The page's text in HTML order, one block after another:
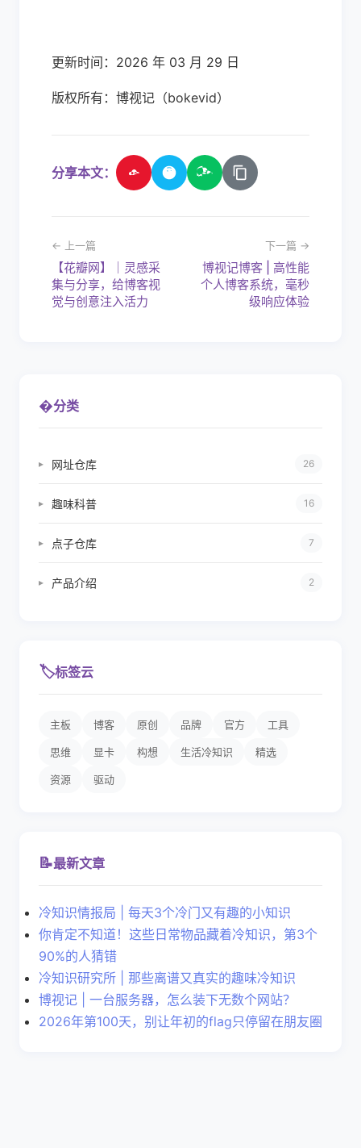
更新时间：2026 年 03 月 29 日
版权所有：博视记（bokevid）
分享本文：
← 上一篇
【花瓣网】｜灵感采
集与分享，给博客视
觉与创意注入活力
下一篇 →
博视记博客 | 高性能
个人博客系统，毫秒
级响应体验
�分类
▸ 网址仓库 26
▸ 趣味科普 16
▸ 点子仓库 7
▸ 产品介绍 2
🏷️标签云
主板 博客 原创 品牌 官方 工具
思维 显卡 构想 生活冷知识 精选
资源 驱动
📝最新文章
冷知识情报局 | 每天3个冷门又有趣的小知识
你肯定不知道！这些日常物品藏着冷知识，第3个
90%的人猜错
冷知识研究所 | 那些离谱又真实的趣味冷知识
博视记 | 一台服务器，怎么装下无数个网站？
2026年第100天，别让年初的flag只停留在朋友圈